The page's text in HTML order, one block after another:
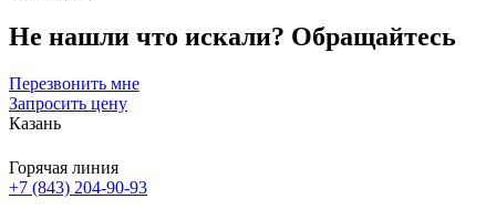
Не нашли что искали? Обращайтесь
Перезвонить мне
Запросить цену
Казань
Горячая линия
+7 (843) 204-90-93